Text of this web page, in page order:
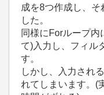
成を8つ作成し、そ
した。
同様にForループ内
て)入力し、フィル
す。
しかし、入力され
れてしまいます。(